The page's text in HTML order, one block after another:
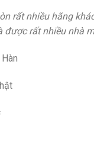
rất nhiều hãng
được rất nhiều nhà